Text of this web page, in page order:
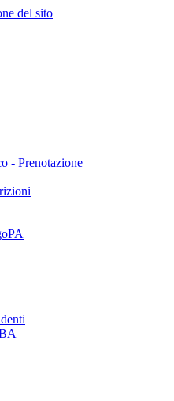
del sito
- Prenotazione